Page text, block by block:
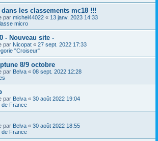
les classements mc18 !!!
par michel44022 « 13 janv. 2023 14:33
micro
- Nouveau site -
par Nicopat « 27 sept. 2022 17:33
"Croiseur"
8/9 octobre
par Belva « 08 sept. 2022 12:28
par Belva « 30 août 2022 19:04
de France
par Belva « 30 août 2022 18:55
de France